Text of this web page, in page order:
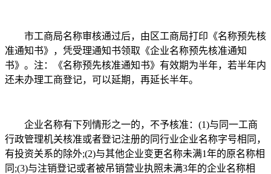
市工商局名称审核通过后，由区工商局打印《名称预先核
准通知书》，凭受理通知书领取《企业名称预先核准通知
书》。注：《名称预先核准通知书》有效期为半年，若半年内
还未办理工商登记，可以延期，再延长半年。
企业名称有下列情形之一的，不予核准：(1)与同一工商
行政管理机关核准或者登记注册的同行业企业名称字号相同，
有投资关系的除外;(2)与其他企业变更名称未满1年的原名称相
同;(3)与注销登记或者被吊销营业执照未满3年的企业名称相